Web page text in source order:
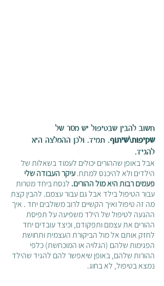
חשוב להבין שבטיפול יש מסר של
שקיפות\שיתוף. תמיד. ולכן ההמלצה היא
להגיד.
אבל באופן שההורים יכולים לעמוד בשאלות של
הילדים ולא להיכנס למתח. עיקר העבודה שלי
פעמים רבות היא מול ההורים. לנסח ביחד מטרות
עבור הטיפול בילד אבל גם עבור עצמם. להבין קצת
מה זה טיפול ואיך הקשיים לרוב משולבים יחד . איך
ההגעה לטיפול של הילד משפיעה על תפיסת
ההורים את עצמם ותפקודם, וכיצד עובדים יחד
לחזק אותם אל מול הביקורת העצמית ותחושת
הפגימות שלהם (הגלויה או המוכחשת) כלפי
ההורות שלהם, באופן שיאפשר להם להגיד שהילד
נמצא בטיפול, לא בחוג.